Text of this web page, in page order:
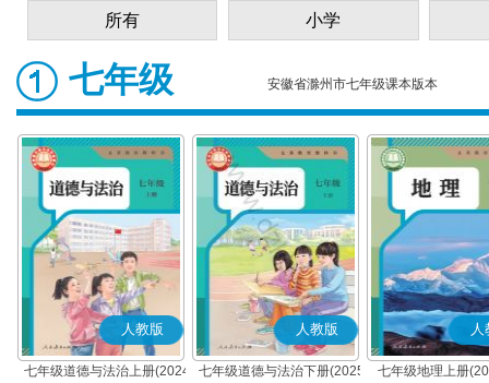
所有 小学
七年级 安徽省滁州市七年级课本版本
人教版
七年级道德与法治上册(2024
人教版
七年级道德与法治下册(2025
人
七年级地理上册